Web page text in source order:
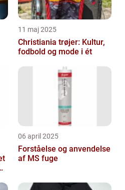
11 maj 2025
Christiania trøjer: Kultur,
fodbold og mode i ét
06 april 2025
Forståelse og anvendelse
af MS fuge